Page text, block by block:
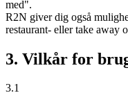
med".
R2N giver dig også
restaurant- eller take away
3. Vilkår for
3.1